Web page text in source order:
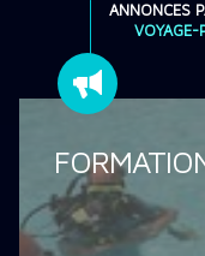
ANNONCES
VOYAGE-